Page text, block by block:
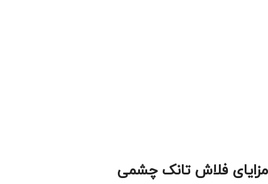
مزایای فلاش تانک چشمی